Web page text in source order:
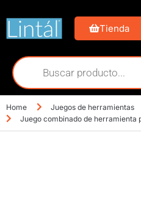
Tienda
Home
Juegos de herramientas
Juego combinado de herramienta